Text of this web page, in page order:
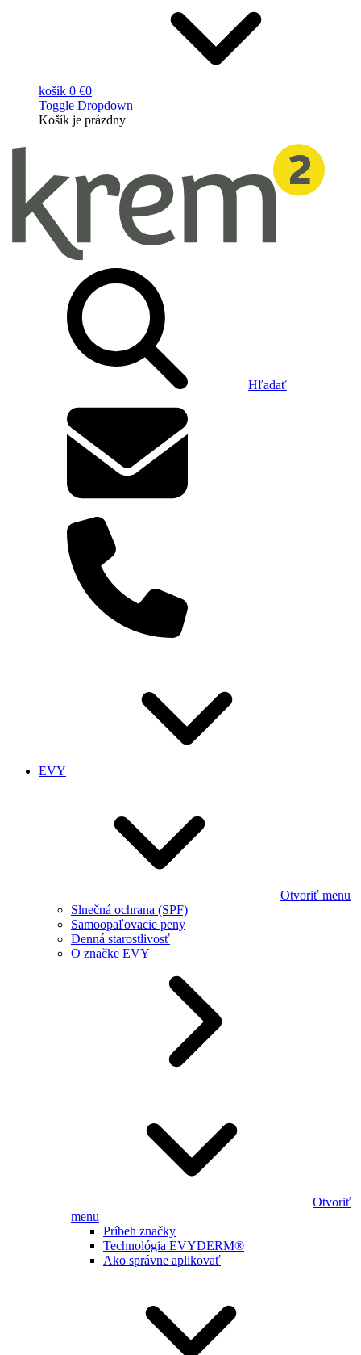
košík 0 €0
Toggle Dropdown
Košík je prázdny
Hľadať
EVY
Otvoriť menu
Slnečná ochrana (SPF)
Samoopaľovacie peny
Denná starostlivosť
O značke EVY
Otvoriť
menu
Príbeh značky
Technológia EVYDERM®
Ako správne aplikovať